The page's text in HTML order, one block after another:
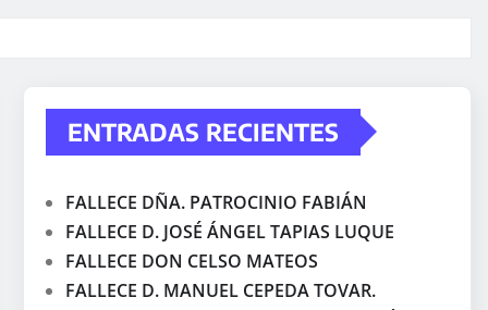
ENTRADAS RECIENTES
FALLECE DÑA. PATROCINIO FABIÁN
FALLECE D. JOSÉ ÁNGEL TAPIAS LUQUE
FALLECE DON CELSO MATEOS
FALLECE D. MANUEL CEPEDA TOVAR.